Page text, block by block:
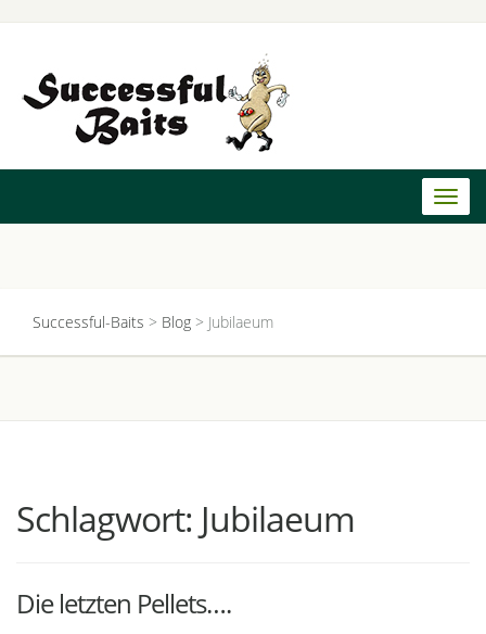
Successful-Baits > Blog > Jubilaeum
Schlagwort: Jubilaeum
Die letzten Pellets….